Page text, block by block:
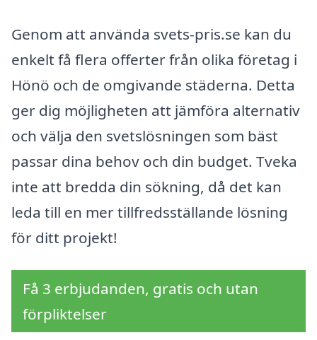
Genom att använda svets-pris.se kan du
enkelt få flera offerter från olika företag i
Hönö och de omgivande städerna. Detta
ger dig möjligheten att jämföra alternativ
och välja den svetslösningen som bäst
passar dina behov och din budget. Tveka
inte att bredda din sökning, då det kan
leda till en mer tillfredsställande lösning
för ditt projekt!
Få 3 erbjudanden, gratis och utan
förpliktelser